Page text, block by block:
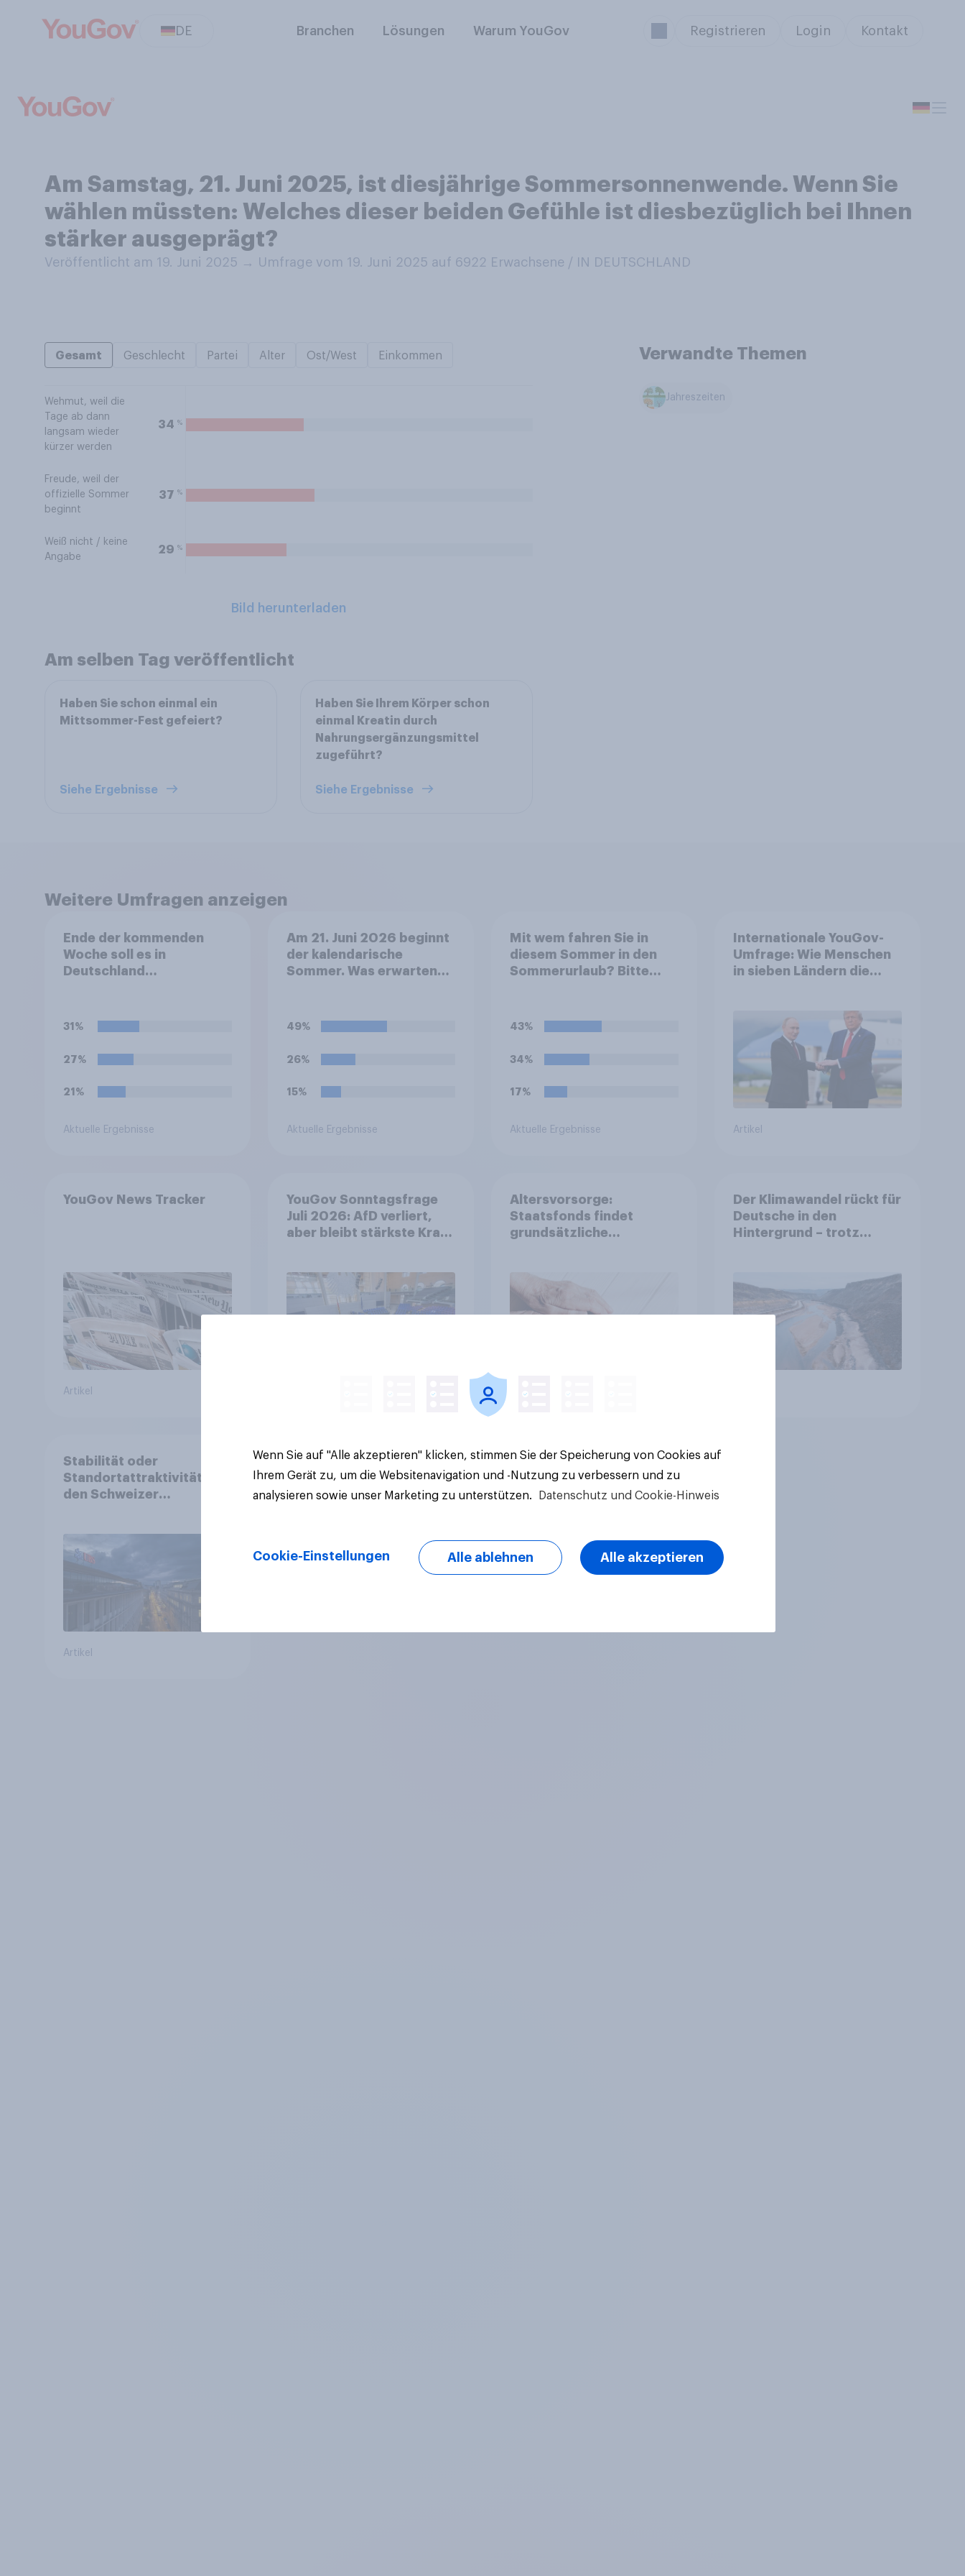
DE Branchen Lösungen Warum YouGov Registrieren Login Kontakt
Am Samstag, 21. Juni 2025, ist diesjährige Sommersonnenwende. Wenn Sie
wählen müssten: Welches dieser beiden Gefühle ist diesbezüglich bei Ihnen
stärker ausgeprägt?
Veröffentlicht am 19. Juni 2025 → Umfrage vom 19. Juni 2025 auf 6922 Erwachsene / IN DEUTSCHLAND
Gesamt Geschlecht Partei Alter Ost/West Einkommen
Wehmut, weil die
Tage ab dann
langsam wieder
kürzer werden
34 %
Freude, weil der
offizielle Sommer
beginnt
37 %
Weiß nicht / keine
Angabe
29 %
Bild herunterladen
Verwandte Themen
Jahreszeiten
Am selben Tag veröffentlicht
Haben Sie schon einmal ein
Mittsommer-Fest gefeiert?
Siehe Ergebnisse
Haben Sie Ihrem Körper schon
einmal Kreatin durch
Nahrungsergänzungsmittel
zugeführt?
Siehe Ergebnisse
Weitere Umfragen anzeigen
Ende der kommenden
Woche soll es in
Deutschland
sich darauf?
31%
27%
21%
Aktuelle Ergebnisse
Am 21. Juni 2026 beginnt
der kalendarische
Sommer. Was erwarten
49%
26%
15%
Aktuelle Ergebnisse
Mit wem fahren Sie in
diesem Sommer in den
Sommerurlaub? Bitte
aus.
43%
34%
17%
Aktuelle Ergebnisse
Internationale YouGov-
Umfrage: Wie Menschen
in sieben Ländern die
Bedrohungen und
Bündnisse bewerten
Artikel
YouGov News Tracker
Artikel
YouGov Sonntagsfrage
Juli 2026: AfD verliert,
aber bleibt stärkste Kraft
Bevölkerung
Altersvorsorge:
Staatsfonds findet
grundsätzliche
entscheiden über die
Akzeptanz
Artikel
Der Klimawandel rückt für
Deutsche in den
Hintergrund – trotz
Stabilität oder
Standortattraktivität für
den Schweizer
Debatte um die
Regulierung von
Grossbanken steht
Artikel
Wenn Sie auf "Alle akzeptieren" klicken, stimmen Sie der Speicherung von Cookies auf
Ihrem Gerät zu, um die Websitenavigation und -Nutzung zu verbessern und zu
analysieren sowie unser Marketing zu unterstützen.
Datenschutz und Cookie-Hinweis
Cookie-Einstellungen Alle ablehnen Alle akzeptieren